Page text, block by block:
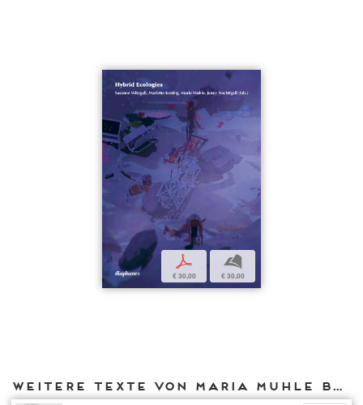
p
€ 30,00
b
€ 30,00
Weitere Texte von Maria Muhle bei DIAPHANES